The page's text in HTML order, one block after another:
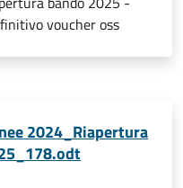
voucher oss
2024_Riapertura